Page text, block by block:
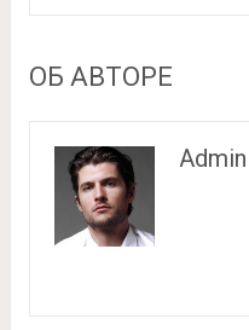
ОБ АВТОРЕ
Admin